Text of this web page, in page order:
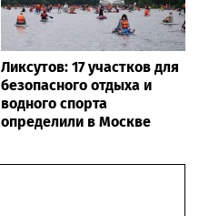
Ликсутов: 17 участков для
безопасного отдыха и
водного спорта
определили в Москве